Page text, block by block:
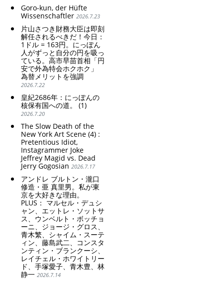
Goro-kun, der Hüfte
Wissenschaftler 2026.7.23
片山さつき財務大臣は即刻
解任されるべきだ！今日：
1ドル = 163円。にっぽん
人がずっと自分の円を吸っ
ている。高市早苗首相「円
安で外為特会ホクホク」
為替メリットを強調
2026.7.22
皇紀2686年：にっぽんの
核保有国への道。 (1)
2026.7.20
The Slow Death of the
New York Art Scene (4) :
Pretentious Idiot,
Instagrammer Joke
Jeffrey Magid vs. Dead
Jerry Gogosian 2026.7.17
アンドレ ブルトン・瀧口
修造・亜 真里男。私が東
京を大好きな理由。
PLUS： マルセル・デュシ
ャン、エットレ・ソットサ
ス、ウンベルト・ボッチョ
ーニ、ジョージ・グロス、
青木繁、シャイム・スーテ
ィン、藤島武二、コンスタ
ンティン・ブランクーシ、
レイチェル・ホワイトリー
ド、手塚愛子、青木豊、林
静一 2026.7.14